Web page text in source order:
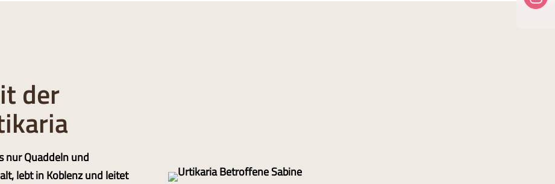
der
nur Quaddeln und
lebt in Koblenz und leitet